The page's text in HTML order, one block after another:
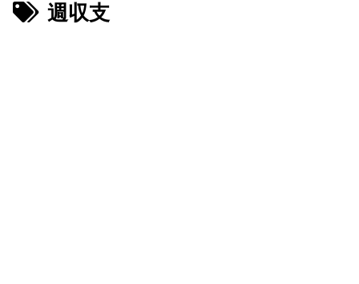
週収支